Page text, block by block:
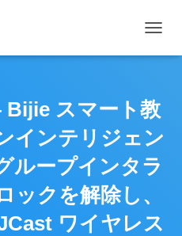
O
L
E
A
V
I
T
スマート教
インテリジェン
ループインタラ
ックを解除し、
ワイヤレス